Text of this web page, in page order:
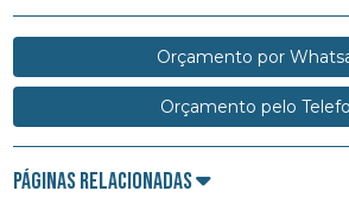
Orçamento por
Orçamento pelo
Páginas Relacionadas